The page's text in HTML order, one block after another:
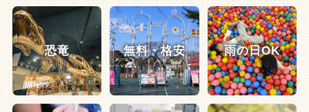
恐竜 無料・格安 雨の日OK